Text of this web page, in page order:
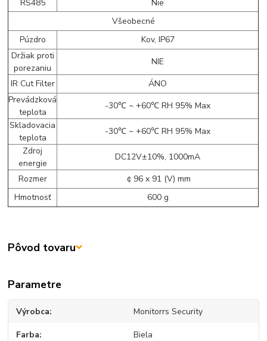
RS485
Nie
Všeobecné
Púzdro
Kov, IP67
Držiak proti
porezaniu
NIE
IR Cut Filter
ÁNO
Prevádzková
teplota
-30℃ ~ +60℃ RH 95% Max
Skladovacia
teplota
-30℃ ~ +60℃ RH 95% Max
Zdroj
energie
DC12V±10%, 1000mA
Rozmer
￠96 x 91 (V) mm
Hmotnosť
600 g
Pôvod tovaru
Parametre
Výrobca Monitorrs Security
Farba Biela